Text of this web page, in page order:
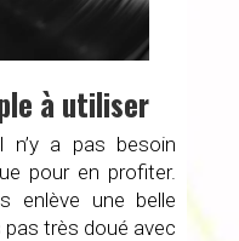
à utiliser
n’y a pas besoin
pour en profiter.
enlève une belle
pas très doué avec